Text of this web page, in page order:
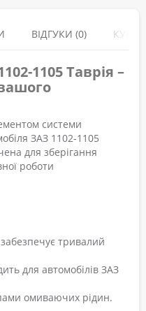
ВІДГУКИ (0)
1105 Таврія –
системи
ЗАЗ 1102-1105
для зберігання
роботи
забезпечує тривалий
для автомобілів ЗАЗ
омиваючих рідин.